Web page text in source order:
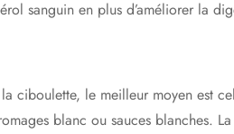
sanguin en plus d’améliorer la
ciboulette, le meilleur moyen est
blanc ou sauces blanches.